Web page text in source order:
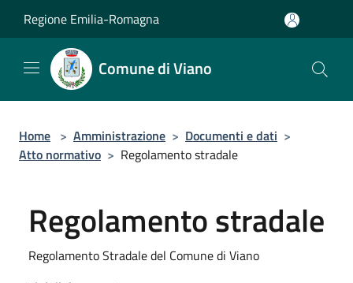
Regione Emilia-Romagna
Comune di Viano
Home > Amministrazione > Documenti e dati >
Atto normativo > Regolamento stradale
Regolamento stradale
Regolamento Stradale del Comune di Viano